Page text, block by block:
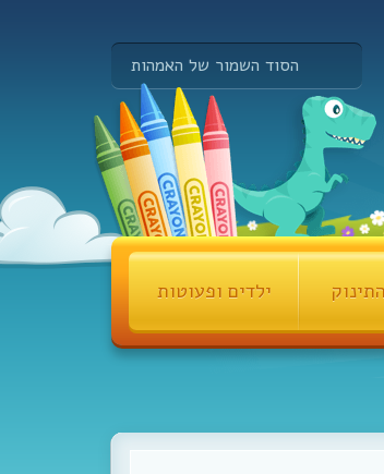
הסוד השמור של האמהות
ילדים ופעוטות